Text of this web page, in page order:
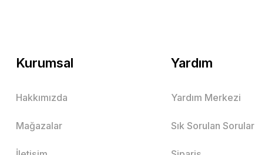
Kurumsal
Hakkımızda
Mağazalar
Yardım
Yardım Merkezi
Sık Sorulan Sorular